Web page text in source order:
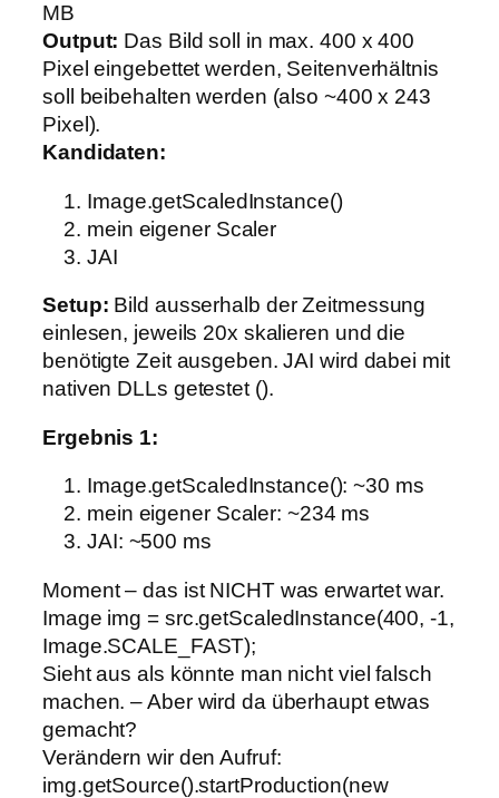
MB
Output: Das Bild soll in max. 400 x 400
Pixel eingebettet werden, Seitenverhältnis
soll beibehalten werden (also ~400 x 243
Pixel).
Kandidaten:
Image.getScaledInstance()
mein eigener Scaler
JAI
Setup: Bild ausserhalb der Zeitmessung
einlesen, jeweils 20x skalieren und die
benötigte Zeit ausgeben. JAI wird dabei mit
nativen DLLs getestet ().
Ergebnis 1:
Image.getScaledInstance(): ~30 ms
mein eigener Scaler: ~234 ms
JAI: ~500 ms
Moment – das ist NICHT was erwartet war.
Image img = src.getScaledInstance(400, -1,
Image.SCALE_FAST);
Sieht aus als könnte man nicht viel falsch
machen. – Aber wird da überhaupt etwas
gemacht?
Verändern wir den Aufruf:
img.getSource().startProduction(new